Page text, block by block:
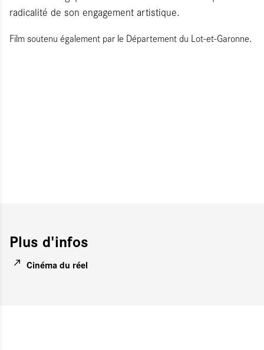
radicalité de son engagement artistique.
Film soutenu également par le Département du Lot-et-Garonne.
Plus d'infos
Cinéma du réel